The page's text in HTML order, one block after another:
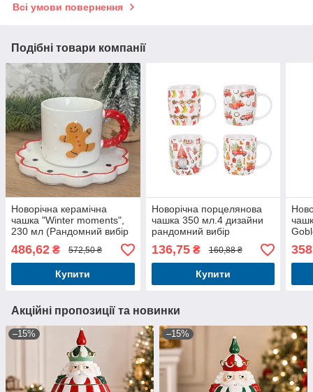
Всі умови повернення
Подібні товари компанії
Новорічна керамічна
чашка "Winter moments",
230 мл (Рандомний вибір
дизайну)
486,62 ₴ 572,50 ₴
Купити
Новорічна порцелянова
чашка 350 мл.4 дизайни
рандомний вибір
136,75₴ 160,88 ₴
Купити
Акційні пропозиції та новинки
–15% –15%